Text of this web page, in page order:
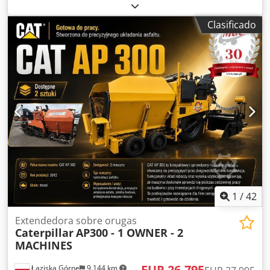
, Cargadora CAT 906M, año de fabricación
2017, con cuchara y horquillas. ----* Fabricante: CAT *
Modelo: 906M * Año de fabricación: 2017 * Horas de
funcionamiento registradas: aproximadamente 5.145 *
Incluye cuchara y horquillas * Máquina alemana, primer
propietario * Acoplamiento rápido hidráulico * Declaración
CE y confirmación de datos disponibles * Más fotos y vídeo
disponibles bajo petición (WhatsApp a Erik) * Precio:
26.900 euros, neto + 19 % de IVA ----Para más información,
por favor, llame a: Dksdpezp Ayiofx Ah Rer Erik Kortum:
WhatsApp ?Todos los datos son sin garantía, sujetos a
errores y cambios.
Clasificado
1 /42
Extendedora sobre orugas
CaterpillarAP300 - 1 OWNER - 2
MACHINES